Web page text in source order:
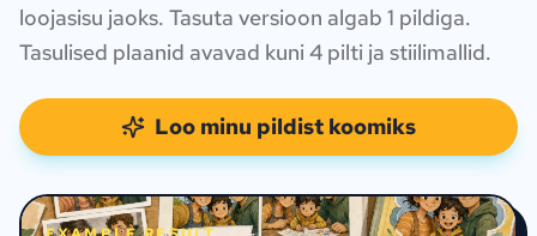
loojasisu jaoks. Tasuta versioon algab 1 pildiga.
Tasulised plaanid avavad kuni 4 pilti ja stiilimallid.
Loo minu pildist koomiks